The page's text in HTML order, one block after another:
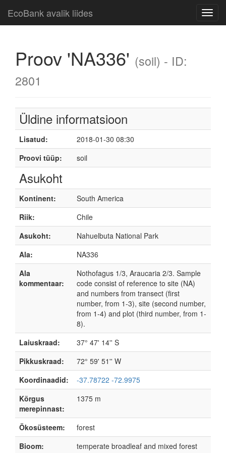
EcoBank avalik liides
Proov 'NA336' (soil) - ID:
2801
Üldine informatsioon
Lisatud:
2018-01-30 08:30
Proovi tüüp:
soil
Asukoht
Kontinent:
South America
Riik:
Chile
Asukoht:
Nahuelbuta National Park
Ala:
NA336
Ala
kommentaar:
Nothofagus 1/3, Araucaria 2/3. Sample
code consist of reference to site (NA)
and numbers from transect (first
number, from 1-3), site (second number,
from 1-4) and plot (third number, from 1-
8).
Laiuskraad:
37° 47' 14'' S
Pikkuskraad:
72° 59' 51'' W
Koordinaadid:
-37.78722 -72.9975
Kõrgus
merepinnast:
1375 m
Ökosüsteem:
forest
Bioom:
temperate broadleaf and mixed forest